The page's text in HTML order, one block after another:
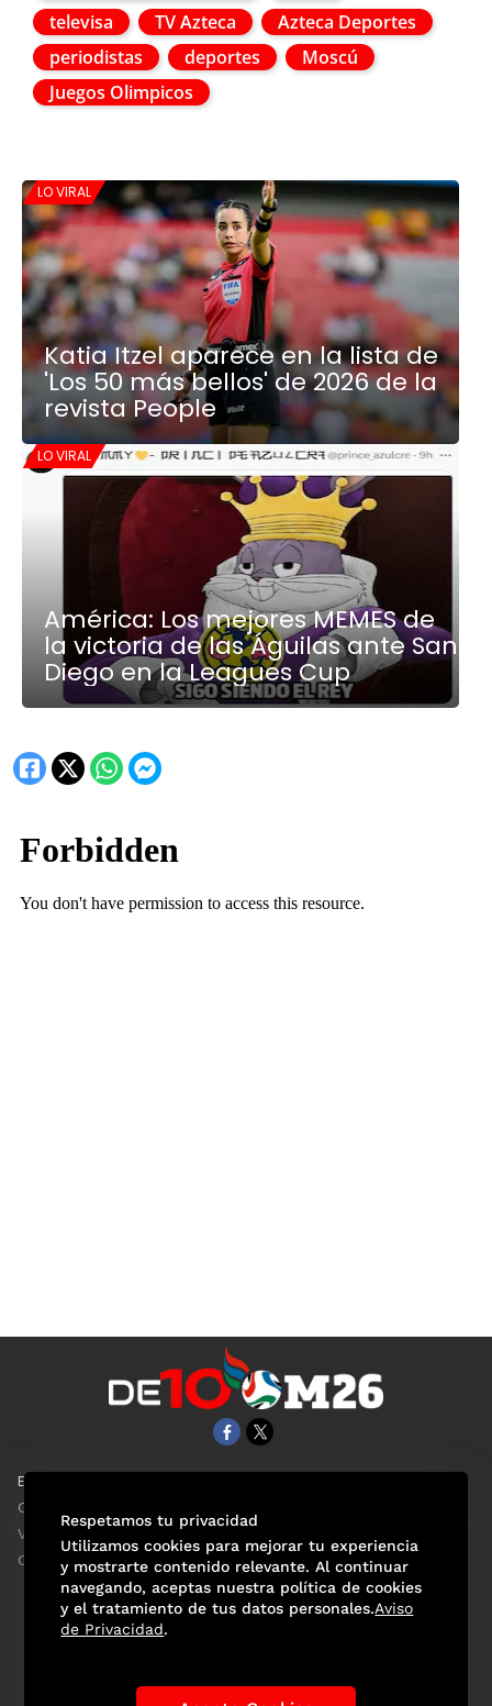
televisa
TV Azteca
Azteca Deportes
periodistas
deportes
Moscú
Juegos Olimpicos
LO VIRAL
Katia Itzel aparece en la lista de
'Los 50 más bellos' de 2026 de la
revista People
LO VIRAL
América: Los mejores MEMES de
la victoria de las Águilas ante San
Diego en la Leagues Cup
EL UNIVERSAL
Clase
ViveUSA
Confabulario
Respetamos tu privacidad
Utilizamos cookies para mejorar tu experiencia
y mostrarte contenido relevante. Al continuar
navegando, aceptas nuestra política de cookies
y el tratamiento de tus datos personales.Aviso
de Privacidad.